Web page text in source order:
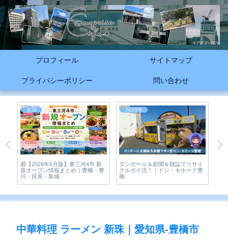
プロフィール サイトマップ
プライバシーポリシー 問い合わせ
生活
📰【2026年6月版】東三河4市 新
規オープン情報まとめ｜豊橋・豊
川・田原・新城
2025年
ダンボール＆新聞＆雑誌でリサイ
クルポイ活！｜ドン・キホーテ豊
橋
中華料理 ラーメン 新珠｜愛知県-豊橋市